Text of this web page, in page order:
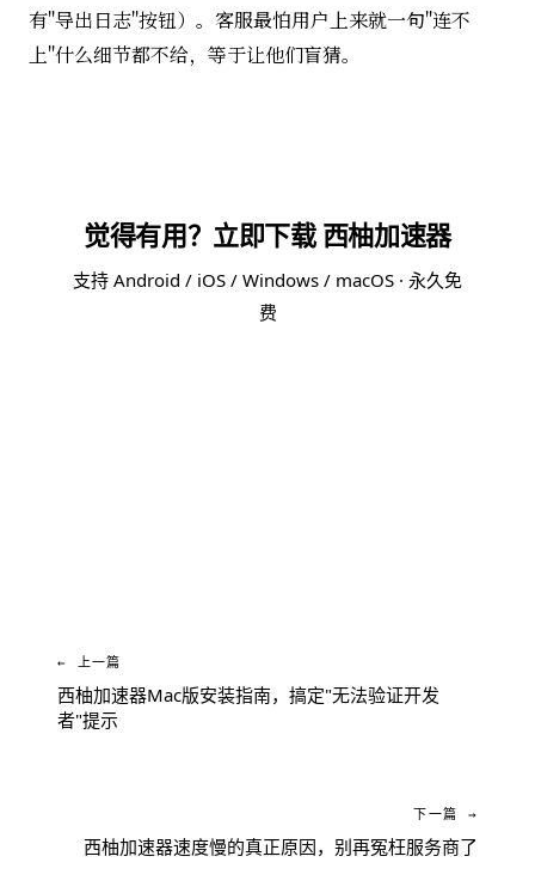
有"导出日志"按钮）。客服最怕用户上来就一句"连不
上"什么细节都不给，等于让他们盲猜。
觉得有用？立即下载 西柚加速器
支持 Android / iOS / Windows / macOS · 永久免
费
← 上一篇
西柚加速器Mac版安装指南，搞定"无法验证开发
者"提示
下一篇 →
西柚加速器速度慢的真正原因，别再冤枉服务商了